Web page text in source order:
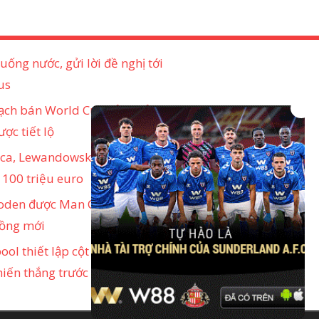
nước, gửi lời đề nghị tới
bán World Cup của chủ tịch
tiết lộ
Lewandowski khước từ mức
triệu euro
được Man City trao cho bản
mới
thiết lập cột mốc ấn tượng
thắng trước Everton
×